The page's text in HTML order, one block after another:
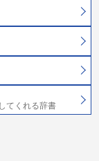
てくれる辞書